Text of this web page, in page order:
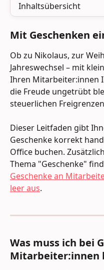
Inhaltsübersicht
Mit Geschenken
Ob zu Nikolaus, zur
Jahreswechsel – mit
Ihren Mitarbeiter:innen
die Freude ungetrübt
steuerlichen
Dieser Leitfaden gibt
Geschenke korrekt
Office buchen.
Thema "Geschenke"
Geschenke an
leer aus.
Was muss ich bei
Mitarbeiter:innen